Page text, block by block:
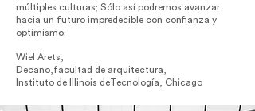
múltiples culturas; Sólo así podremos avanzar
hacia un futuro impredecible con confianza y
optimismo.
Wiel Arets,
Decano, facultad de arquitectura,
Instituto de Illinois deTecnología, Chicago